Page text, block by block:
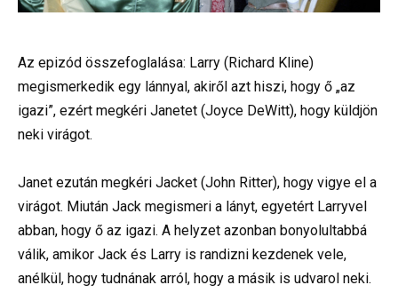
Az epizód összefoglalása: Larry (Richard Kline)
megismerkedik egy lánnyal, akiről azt hiszi, hogy ő „az
igazi”, ezért megkéri Janetet (Joyce DeWitt), hogy küldjön
neki virágot.
Janet ezután megkéri Jacket (John Ritter), hogy vigye el a
virágot. Miután Jack megismeri a lányt, egyetért Larryvel
abban, hogy ő az igazi. A helyzet azonban bonyolultabbá
válik, amikor Jack és Larry is randizni kezdenek vele,
anélkül, hogy tudnának arról, hogy a másik is udvarol neki.